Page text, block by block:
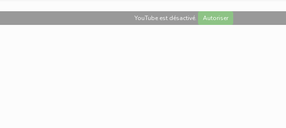
YouTube est désactivé. Autoriser